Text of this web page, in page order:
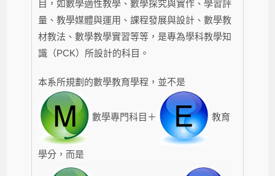
目，如數學適性教學、數學探究與實作、學習評
量、教學媒體與運用、課程發展與設計、數學教
材教法、數學教學實習等等，是專為學科教學知
識（PCK）所設計的科目。
本系所規劃的數學教育學程，並不是
數學專門科目＋ 教育
學分，而是